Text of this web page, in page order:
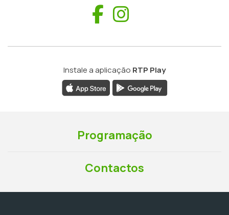
Facebook
Instale a aplicação RTP Play
Programação
Contactos